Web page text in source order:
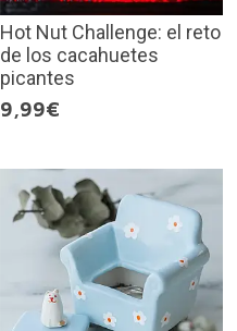
Hot Nut Challenge: el reto
de los cacahuetes
picantes
9,99€